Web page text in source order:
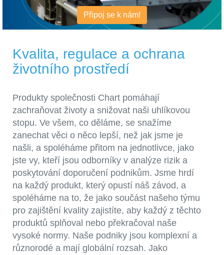
Připoj se k nám!
Kvalita, regulace a ochrana
životního prostředí
Produkty společnosti Chart pomáhají
zachraňovat životy a snižovat naši uhlíkovou
stopu. Ve všem, co děláme, se snažíme
zanechat věci o něco lepší, než jak jsme je
našli, a spoléháme přitom na jednotlivce, jako
jste vy, kteří jsou odborníky v analýze rizik a
poskytování doporučení podnikům. Jsme hrdí
na každý produkt, který opustí náš závod, a
spoléháme na to, že jako součást našeho týmu
pro zajištění kvality zajistíte, aby každý z těchto
produktů splňoval nebo překračoval naše
vysoké normy. Naše podniky jsou komplexní a
různorodé a mají globální rozsah. Jako